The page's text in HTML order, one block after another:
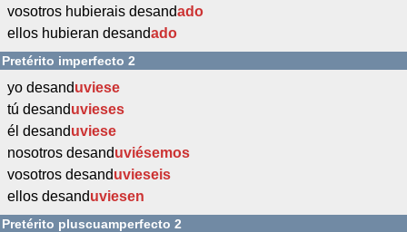
vosotros hubierais desandado
ellos hubieran desandado
Pretérito imperfecto 2
yo desanduviese
tú desanduvieses
él desanduviese
nosotros desanduviésemos
vosotros desanduvieseis
ellos desanduviesen
Pretérito pluscuamperfecto 2